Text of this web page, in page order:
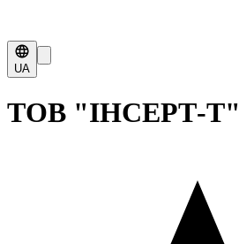
UA
ТОВ "ІНСЕРТ-Т"